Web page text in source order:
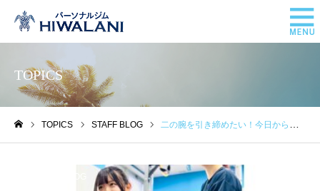
TOPICS
TOPICS STAFF BLOG 二の腕を引き締めたい！今日からできる簡単トレーニングとコツ